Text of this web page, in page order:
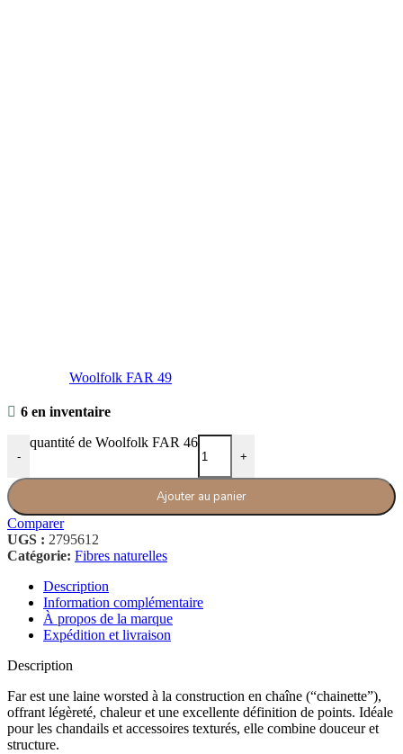
Woolfolk FAR 49
6 en inventaire
-
quantité de Woolfolk FAR 46
+
Ajouter au panier
Comparer
UGS : 2795612
Catégorie: Fibres naturelles
Description
Information complémentaire
À propos de la marque
Expédition et livraison
Description
Far est une laine worsted à la construction en chaîne (“chainette”),
offrant légèreté, chaleur et une excellente définition de points. Idéale
pour les chandails et accessoires texturés, elle combine douceur et
structure.